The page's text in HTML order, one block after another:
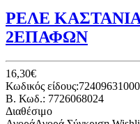
ΡΕΛΕ
2ΕΠΑΦΩΝ
16,30€
Κωδικός
B. Κωδ.: 7726068024
Διαθέσιμο